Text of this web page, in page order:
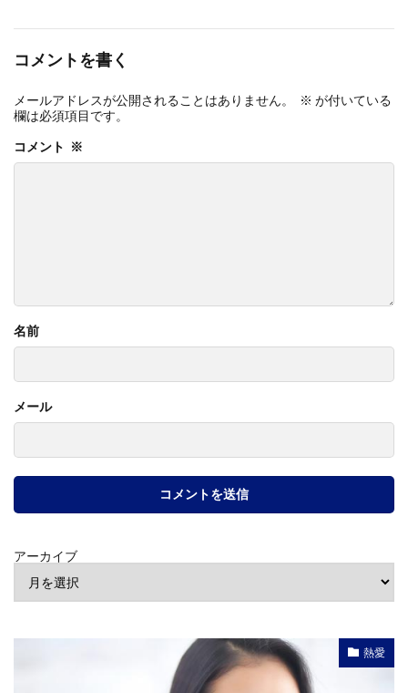
コメントを書く
メールアドレスが公開されることはありません。 ※ が付いている
欄は必須項目です
コメント ※
名前
メール
アーカイブ
熱愛